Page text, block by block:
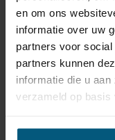
en om ons
informatie over uw
partners voor
partners kunnen
informatie die u
verzameld op basis
Trekhaak
Artikelnummer
Trekhaak systeem